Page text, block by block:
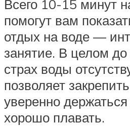
Всего 10-15 минут
помогут вам
отдых на воде —
занятие. В целом
страх воды
позволяет
уверенно
хорошо плавать.